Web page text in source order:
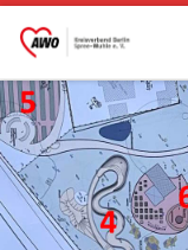
Zum Inhalt springen